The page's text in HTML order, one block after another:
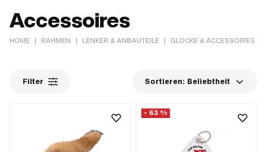
Accessoires
HOME | RAHMEN | LENKER & ANBAUTEILE | GLOCKE & ACCESSOIRES
Filter Sortieren: Beliebtheit
- 63 %